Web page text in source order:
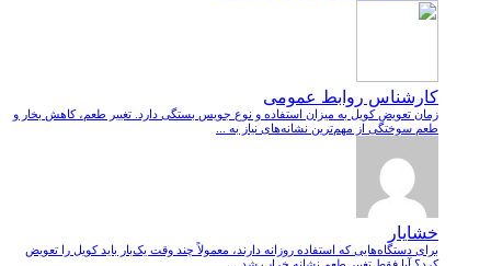
کارشناس روابط عمومی
زمان تعویض کویل به میزان استفاده و نوع جویس بستگی دارد. تغییر طعم، کاهش بخار و
طعم سوختگی از مهم‌ترین نشانه‌های نیاز به ...
خشایار
برای دستگاه‌هایی که استفاده روزانه دارند، معمولاً چند وقت یک‌بار باید کویل را تعویض